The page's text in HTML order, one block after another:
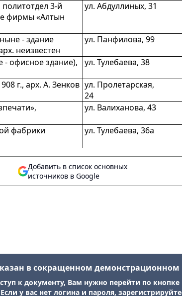
3-й
фирмы «Алтын
ул. Абдуллиных, 31
- здание
неизвестен
ул. Панфилова, 99
офисное здание),
ул. Тулебаева, 38
г., арх. А. Зенков ул. Пролетарская,
24
ул. Валиханова, 43
фабрики
ул. Тулебаева, 36а
Добавить в список основных
источников в Google
в сокращенном
к документу, Вам нужно перейти по
у вас нет логина и пароля,